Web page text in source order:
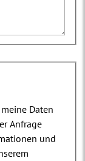
Daten
Anfrage
und